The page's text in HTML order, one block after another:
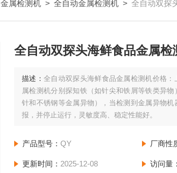
金属检测机 > 全自动金属检测机 > 全自动双探
全自动双探头海鲜食品金属检
描述：全自动双探头海鲜食品金属检测机价格
属检测机分别探知铁（如针尖和铁屑等铁类异
针和不锈钢等金属异物），当检测到金属异物
报，并停止运行，灵敏度高、稳定性能好。
产品型号：QY 厂商性
更新时间： 2025-12-08 访问量：